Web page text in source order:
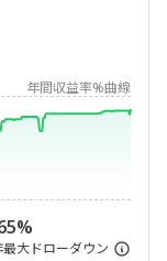
年間収益率%曲線
最大ドローダウン